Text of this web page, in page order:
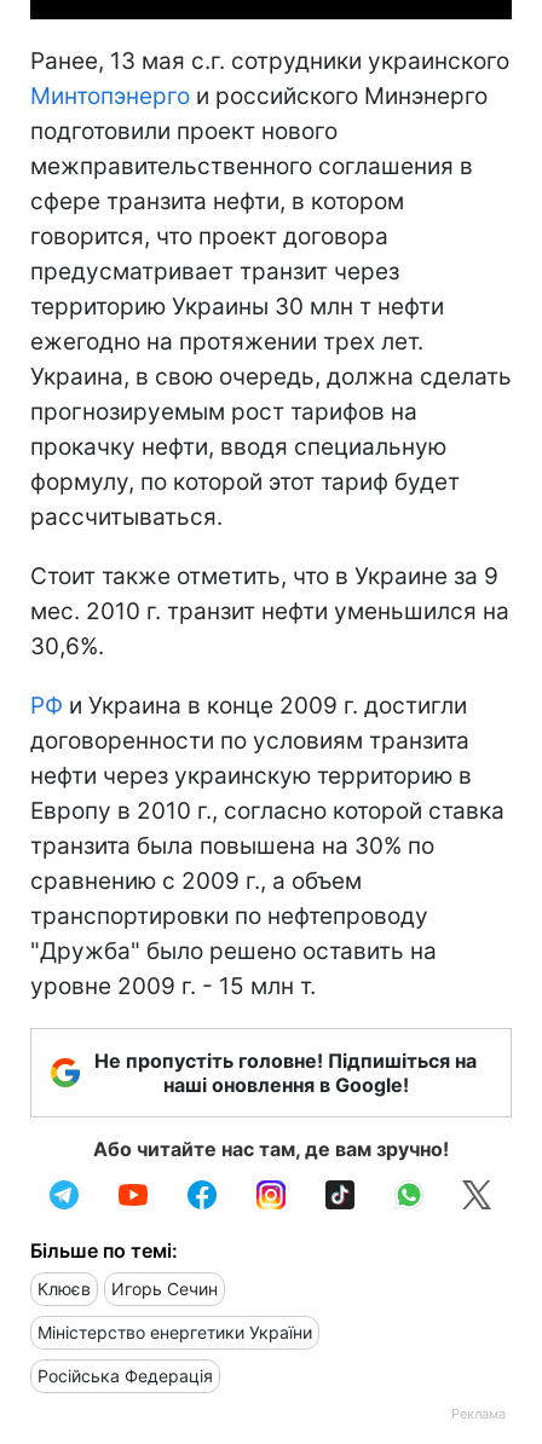
Ранее, 13 мая с.г. сотрудники украинского
Минтопэнерго и российского Минэнерго
подготовили проект нового
межправительственного соглашения в
сфере транзита нефти, в котором
говорится, что проект договора
предусматривает транзит через
территорию Украины 30 млн т нефти
ежегодно на протяжении трех лет.
Украина, в свою очередь, должна сделать
прогнозируемым рост тарифов на
прокачку нефти, вводя специальную
формулу, по которой этот тариф будет
рассчитываться.
Стоит также отметить, что в Украине за 9
мес. 2010 г. транзит нефти уменьшился на
30,6%.
РФ и Украина в конце 2009 г. достигли
договоренности по условиям транзита
нефти через украинскую территорию в
Европу в 2010 г., согласно которой ставка
транзита была повышена на 30% по
сравнению с 2009 г., а объем
транспортировки по нефтепроводу
"Дружба" было решено оставить на
уровне 2009 г. - 15 млн т.
Не пропустіть головне! Підпишіться на
наші оновлення в Google!
Або читайте нас там, де вам зручно!
Більше по темі:
Клюєв Игорь Сечин
Міністерство енергетики України
Російська Федерація